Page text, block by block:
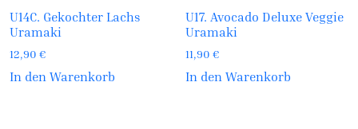
U14C. Gekochter Lachs
Uramaki
12,90 €
In den Warenkorb
U17. Avocado Deluxe Veggie
Uramaki
11,90€
In den Warenkorb